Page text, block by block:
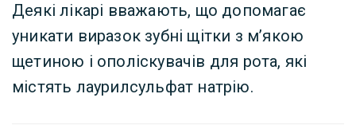
Деякі лікарі вважають, що допомагає
уникати виразок зубні щітки з м’якою
щетиною і ополіскувачів для рота, які
містять лаурилсульфат натрію.